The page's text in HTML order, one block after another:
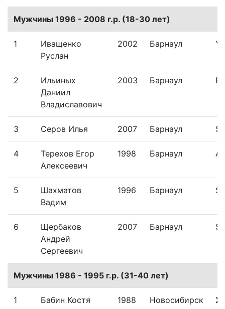
Мужчины 1996 - 2008 г.р. (18-30 лет)
1
Иващенко
Руслан
2002 Барнаул
2
Ильиных
Даниил
Владиславович
2003 Барнаул
3 Серов Илья 2007 Барнаул
4
Терехов Егор
Алексеевич
1998 Барнаул
5
Шахматов
Вадим
1996 Барнаул
6
Щербаков
Андрей
Сергеевич
2007 Барнаул
Мужчины 1986 - 1995 г.р. (31-40 лет)
1 Бабин Костя 1988 Новосибирск